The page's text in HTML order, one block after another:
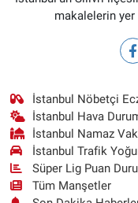
makalelerin yer
İstanbul Nöbetçi
İstanbul Hava
İstanbul Namaz
İstanbul Trafik
Süper Lig Puan
Tüm Manşetler